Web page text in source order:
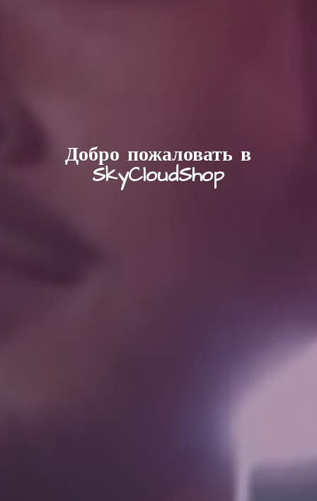
Добро пожаловать в
SkyCloudShop